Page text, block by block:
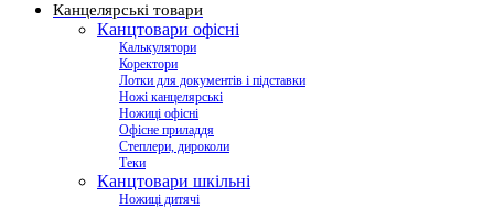
Канцелярські товари
Канцтовари офісні
Калькулятори
Коректори
Лотки для документів і підставки
Ножі канцелярські
Ножиці офісні
Офісне приладдя
Степлери, дироколи
Теки
Канцтовари шкільні
Ножиці дитячі